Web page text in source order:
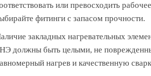
или превосходить
фитинги с запасом прочности.
закладных нагревательных
должны быть целыми, не
нагрев и качественную